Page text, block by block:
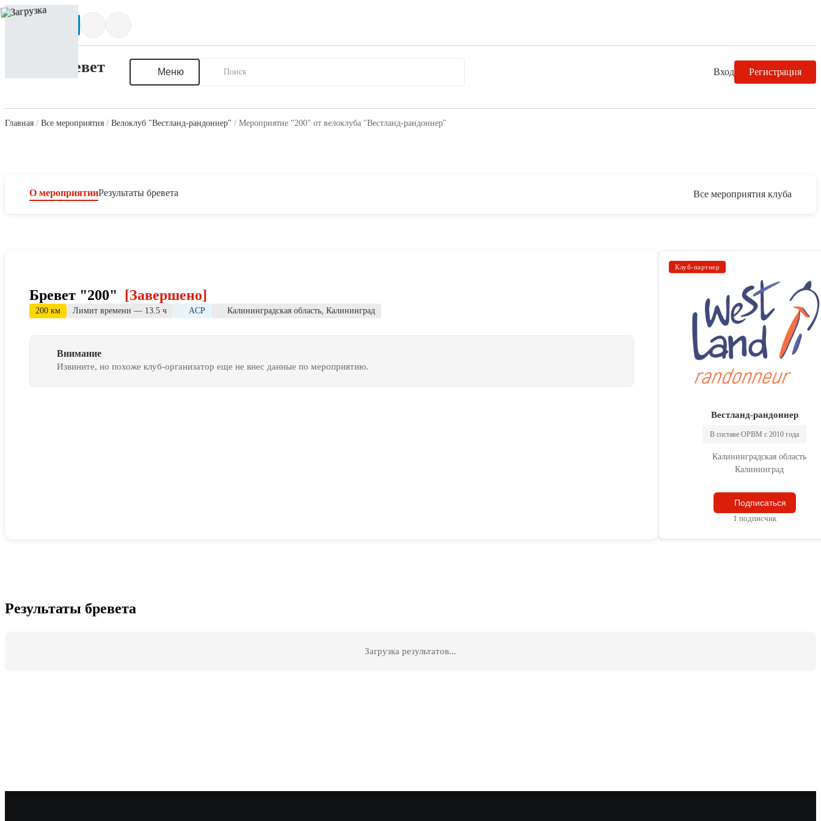
Меню Вход Регистрация
Главная Все мероприятия Велоклуб "Вестланд-рандоннер" Мероприятие "200" от велоклуба "Вестланд-рандоннер"
О мероприятииРезультаты бревета Все мероприятия клуба
Бревет "200" [Завершено]
200 км Лимит времени — 13.5 ч ACP Калининградская область Калининград
Внимание
Извините, но похоже клуб-организатор еще не внес данные по мероприятию.
Клуб-партнер
Вестланд-рандоннер
В составе ОРВМ с 2010 года
Калининградская область
Калининград
Подписаться
1 подписчик
Результаты бревета
Загрузка результатов...